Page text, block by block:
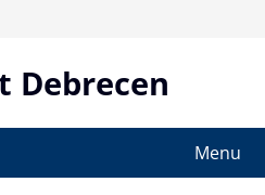
Debrecen
Menu